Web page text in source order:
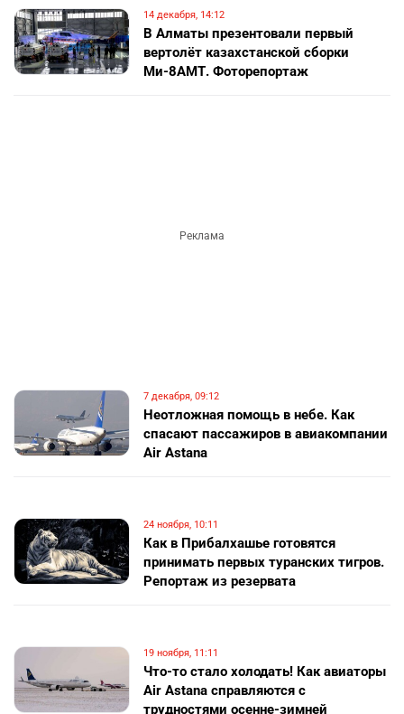
14 декабря, 14:12
В Алматы презентовали первый
вертолёт казахстанской сборки
Ми-8АМТ. Фоторепортаж
7 декабря, 09:12
Неотложная помощь в небе. Как
спасают пассажиров в авиакомпании
Air Astana
24 ноября, 10:11
Как в Прибалхашье готовятся
принимать первых туранских тигров.
Репортаж из резервата
19 ноября, 11:11
Что-то стало холодать! Как авиаторы
Air Astаna справляются с
трудностями осенне-зимней